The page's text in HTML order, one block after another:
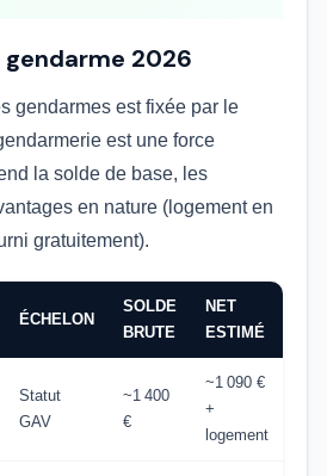
2026
gendarmes est fixée par le
est une force
la solde de base, les
en nature (logement en
gratuitement).
ÉCHELON
SOLDE
BRUTE
NET
ESTIMÉ
Statut
GAV
~1 400
€
~1 090 €
+
logement